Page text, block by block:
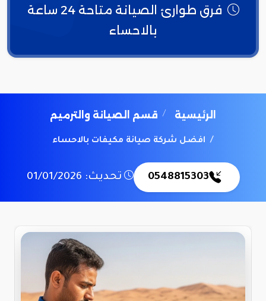
فرق طوارئ الصيانة متاحة 24 ساعة
بالاحساء
الرئيسية قسم الصيانة والترميم
افضل شركة صيانة مكيفات بالاحساء
0548815303 تحديث: 01/01/2026